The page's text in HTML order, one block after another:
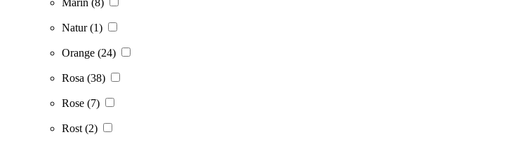
Natur(1)
Orange (24)
Rosa (38)
Rose (7)
Rost (2)